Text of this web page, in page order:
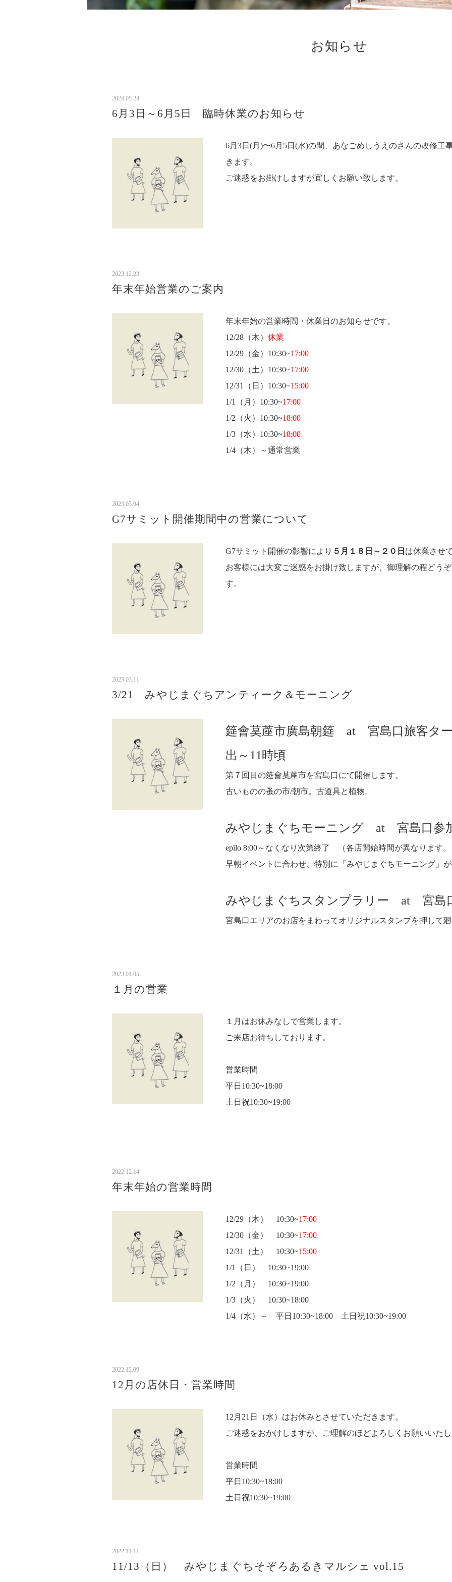
お知らせ
2024.05.24
6月3日～6月5日 臨時休業のお知らせ
6月3日(月)〜6月5日(水)の間、あなごめしうえのさんの改修工
きます。
ご迷惑をお掛けしますが宜しくお願い致します。
2023.12.23
年末年始営業のご案内
年末年始の営業時間・休業日のお知らせです。
12/28（木） 休業
12/29（金）10:30~17:00
12/30（土）10:30~17:00
12/31（日）10:30~15:00
1/1（月）10:30~17:00
1/2（火）10:30~18:00
1/3（水）10:30~18:00
1/4（木）～通常営業
2023.05.04
G7サミット開催期間中の営業について
G7サミット開催の影響により ５月１８日～２０日 は休業させ
お客様には大変ご迷惑をお掛け致しますが、御理解の程どう
す。
2023.03.11
3/21 みやじまぐちアンティーク＆モーニング
筵會茣蓙市廣島朝筵 at 宮島口旅客タ
出～11時頃
第７回目の筵會茣蓙市を宮島口にて開催します。
古いものの蚤の市/朝市。古道具と植物。
みやじまぐちモーニング at 宮島口参
epilo 8:00～なくなり次第終了 （各店開始時間が異なります
早朝イベントに合わせ、特別に「みやじまぐちモーニング」
みやじまぐちスタンプラリー at 宮島
宮島口エリアのお店をまわってオリジナルスタンプを押して
2023.01.05
１月の営業
１月はお休みなしで営業します。
ご来店お待ちしております。
営業時間
平日10:30~18:00
土日祝10:30~19:00
2022.12.14
年末年始の営業時間
12/29（木） 10:30~17:00
12/30（金） 10:30~17:00
12/31（土） 10:30~15:00
1/1（日） 10:30~19:00
1/2（月） 10:30~19:00
1/3（火） 10:30~18:00
1/4（水）～ 平日10:30~18:00 土日祝10:30~19:00
2022.12.09
12月の店休日・営業時間
12月21日（水）はお休みとさせていただきます。
ご迷惑をおかけしますが、ご理解のほどよろしくお願いいた
営業時間
平日10:30~18:00
土日祝10:30~19:00
2022.11.11
11/13（日） みやじまぐちそぞろあるきマルシェ vol.15